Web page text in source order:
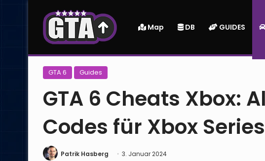
Map DB GUIDES
GTA 6 Guides
GTA 6 Cheats Xbox:
Codes für Xbox
Patrik Hasberg 3. Januar 2024